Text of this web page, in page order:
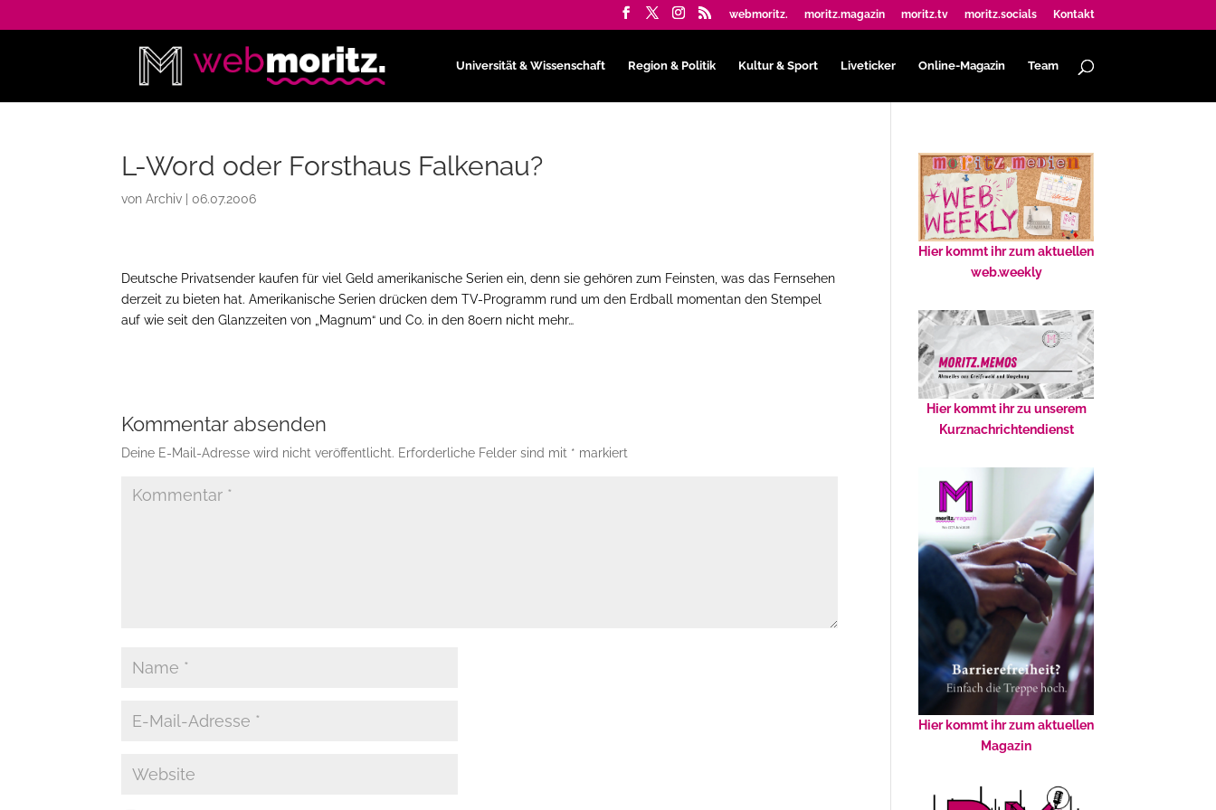
webmoritz. moritz.magazin moritz.tv moritz.socials Kontakt
Universität & Wissenschaft Region & Politik Kultur & Sport Liveticker Online-Magazin Team
L-Word oder Forsthaus Falkenau?
vonArchiv |06.07.2006
Deutsche Privatsender kaufen für viel Geld amerikanische Serien ein, denn sie gehören zum Feinsten, was das Fernsehen
derzeit zu bieten hat. Amerikanische Serien drücken dem TV-Programm rund um den Erdball momentan den Stempel
auf wie seit den Glanzzeiten von „Magnum“ und Co. in den 80ern nicht mehr…
Kommentar absenden
Deine E-Mail-Adresse wird nicht veröffentlicht. Erforderliche Felder sind mit * markiert
Hier kommt ihr zum aktuellen
web.weekly
Hier kommt ihr zu unserem
Kurznachrichtendienst
Hier kommt ihr zum aktuellen
Magazin